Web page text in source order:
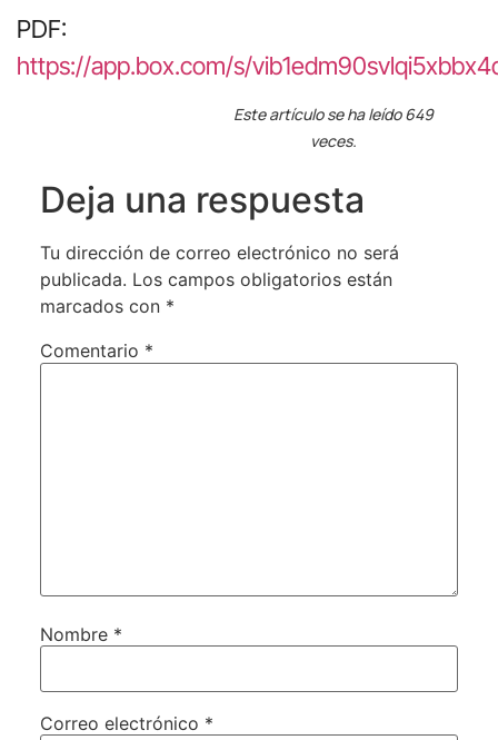
PDF:
https://app.box.com/s/
Este artículo se ha leído 649
veces.
Deja una respuesta
Tu dirección de correo electrónico no será
publicada. Los campos obligatorios están
marcados con *
Comentario *
Nombre *
Correo electrónico *